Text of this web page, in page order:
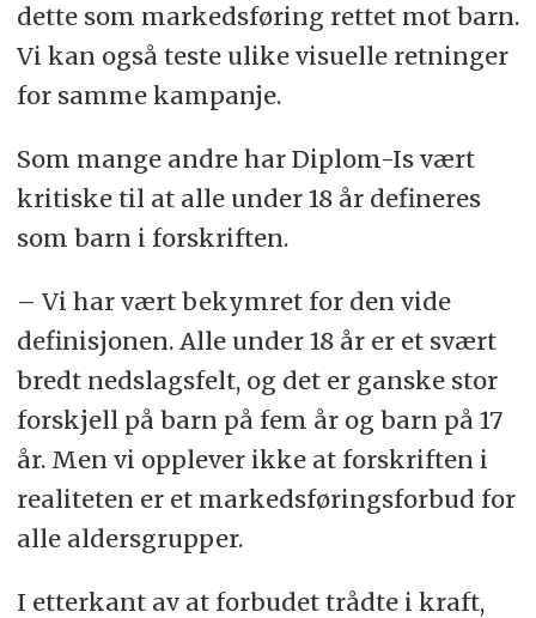
dette som markedsføring rettet mot barn.
Vi kan også teste ulike visuelle retninger
for samme kampanje.
Som mange andre har Diplom-Is vært
kritiske til at alle under 18 år defineres
som barn i forskriften.
– Vi har vært bekymret for den vide
definisjonen. Alle under 18 år er et svært
bredt nedslagsfelt, og det er ganske stor
forskjell på barn på fem år og barn på 17
år. Men vi opplever ikke at forskriften i
realiteten er et markedsføringsforbud for
alle aldersgrupper.
I etterkant av at forbudet trådte i kraft,